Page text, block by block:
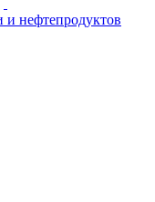
и нефтепродуктов